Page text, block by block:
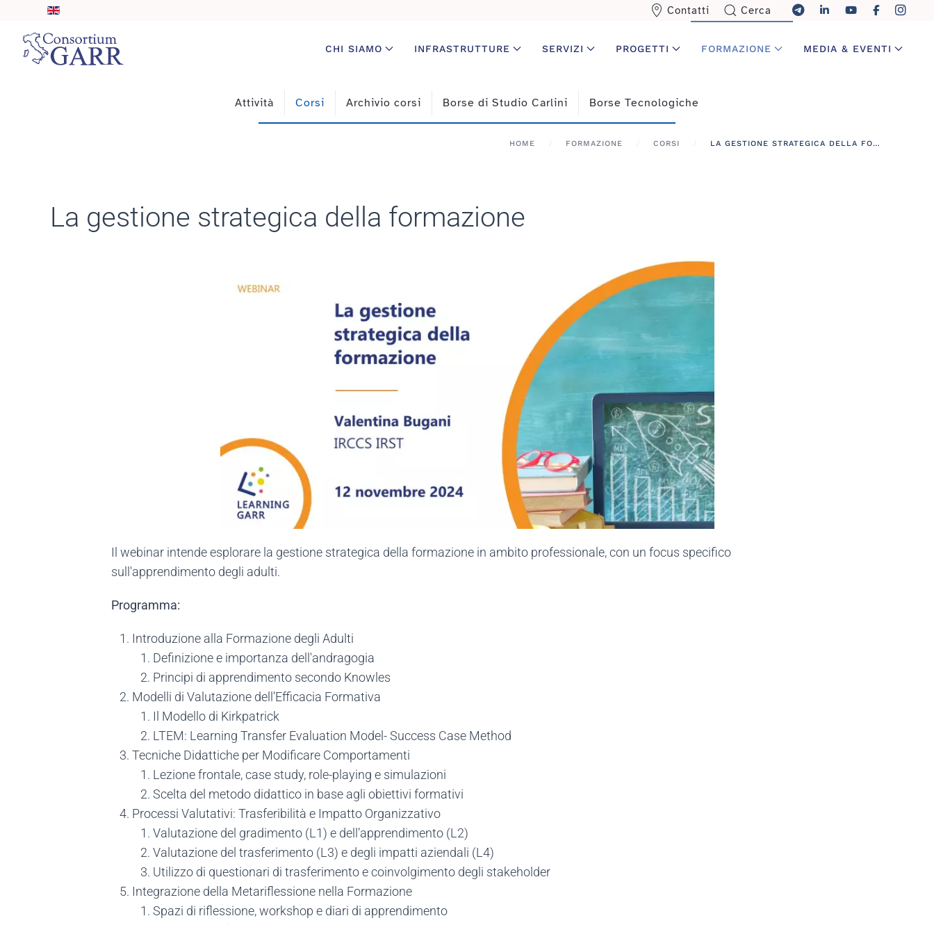
Skip to main content
Contatti Cerca
CHI SIAMO INFRASTRUTTURE SERVIZI PROGETTI FORMAZIONE MEDIA & EVENTI
Attività Corsi Archivio corsi Borse di Studio Carlini Borse Tecnologiche
HOME FORMAZIONE CORSI LA GESTIONE STRATEGICA DELLA FORMAZIONE
La gestione strategica della formazione
Il webinar intende esplorare la gestione strategica della formazione in ambito professionale, con un focus specifico
sull'apprendimento degli adulti.
Programma:
Introduzione alla Formazione degli Adulti
Definizione e importanza dell'andragogia
Principi di apprendimento secondo Knowles
Modelli di Valutazione dell’Efficacia Formativa
Il Modello di Kirkpatrick
LTEM: Learning Transfer Evaluation Model- Success Case Method
Tecniche Didattiche per Modificare Comportamenti
Lezione frontale, case study, role-playing e simulazioni
Scelta del metodo didattico in base agli obiettivi formativi
Processi Valutativi: Trasferibilità e Impatto Organizzativo
Valutazione del gradimento (L1) e dell’apprendimento (L2)
Valutazione del trasferimento (L3) e degli impatti aziendali (L4)
Utilizzo di questionari di trasferimento e coinvolgimento degli stakeholder
Integrazione della Metariflessione nella Formazione
Spazi di riflessione, workshop e diari di apprendimento